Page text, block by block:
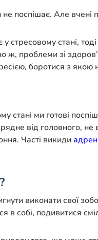
поспішає. Але
стресовому стані,
ж, проблеми зі
боротися з якою
стані ми готові
від головного,
Часті викиди
виконати свої
в собі, подивитися